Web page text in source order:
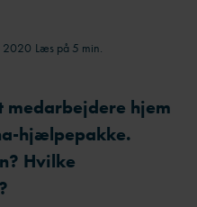
2020 Læs på 5 min.
medarbejdere hjem
hjælpepakke.
Hvilke